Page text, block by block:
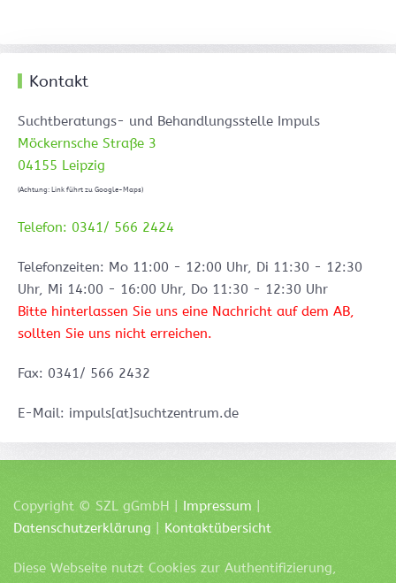
Kontakt
Suchtberatungs- und Behandlungsstelle Impuls
Möckernsche Straße 3
04155 Leipzig
(Achtung: Link führt zu Google-Maps)
Telefon: 0341/ 566 2424
Telefonzeiten: Mo 11:00 - 12:00 Uhr, Di 11:30 - 12:30
Uhr, Mi 14:00 - 16:00 Uhr, Do 11:30 - 12:30 Uhr
Bitte hinterlassen Sie uns eine Nachricht auf dem AB,
sollten Sie uns nicht erreichen.
Fax: 0341/ 566 2432
E-Mail: impuls[at]suchtzentrum.de
Copyright © SZL gGmbH | Impressum
Datenschutzerklärung
Kontaktübersicht
Diese Webseite nutzt Cookies zur Authentifizierung,